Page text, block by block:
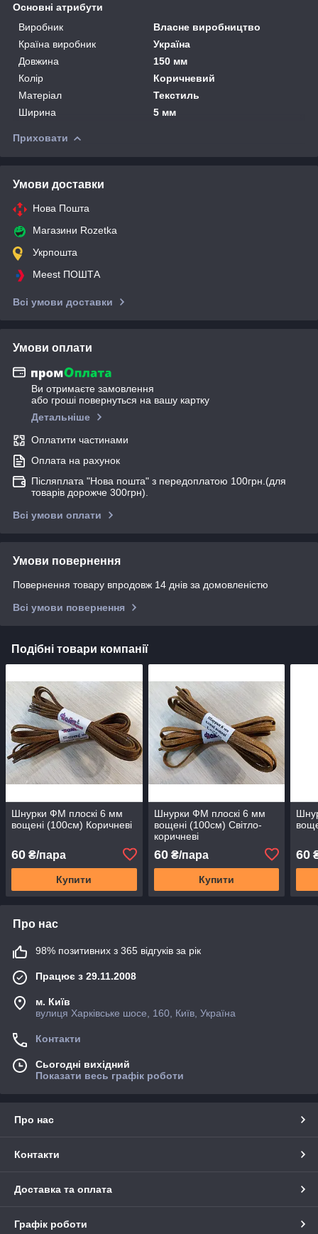
Основні атрибути
Виробник
Власне виробництво
Країна виробник
Україна
Довжина
150 мм
Колір
Коричневий
Матеріал
Текстиль
Ширина
5 мм
Приховати
Умови доставки
Нова Пошта
Магазини Rozetka
Укрпошта
Meest ПОШТА
Всі умови доставки
Умови оплати
Ви отримаєте замовлення
або гроші повернуться на вашу картку
Детальніше
Оплатити частинами
Оплата на рахунок
Післяплата "Нова пошта" з передоплатою 100грн.(для
товарів дорожче 300грн).
Всі умови оплати
Умови повернення
Повернення товару впродовж 14 днів за домовленістю
Всі умови повернення
Подібні товари компанії
Шнурки ФМ плоскі 6 мм
вощені (100см) Коричневі
60 ₴/пара
Купити
Шнурки ФМ плоскі 6 мм
вощені (100см) Світло-
коричневі
60₴/пара
Купити
60
Про нас
98% позитивних з 365 відгуків за рік
Працює з 29.11.2008
м. Київ
вулиця Харківське шосе, 160, Київ, Україна
Контакти
Сьогодні вихідний
Показати весь графік роботи
Про нас
Контакти
Доставка та оплата
Графік роботи